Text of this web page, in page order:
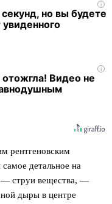
i
но вы будете
i
отожгла! Видео не
рентгеновским
детальное на
— струи вещества, —
дыры в центре